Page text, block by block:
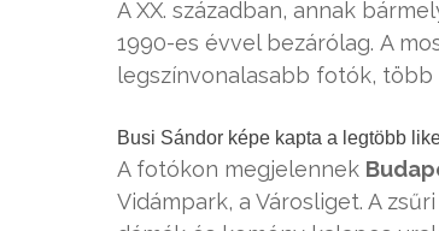
A XX. században, annak
1990-es évvel bezárólag. A
legszínvonalasabb fotók,
Busi Sándor képe kapta a legtöbb
A fotókon megjelennek
Vidámpark, a Városliget. A